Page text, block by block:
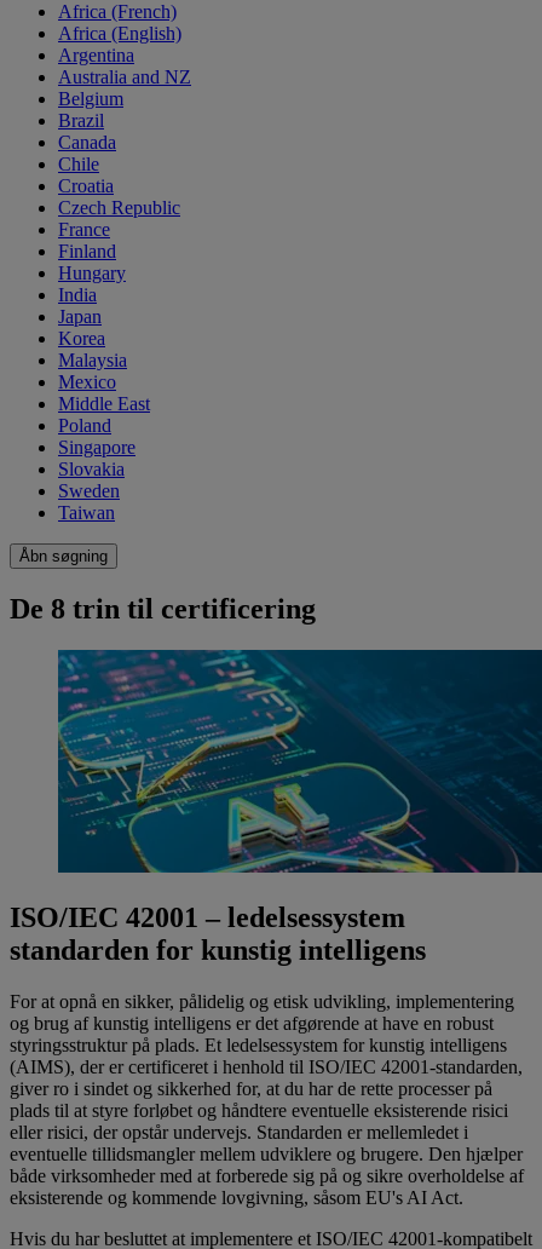
Africa (French)
Africa (English)
Argentina
Australia and NZ
Belgium
Brazil
Canada
Chile
Croatia
Czech Republic
France
Finland
Hungary
India
Japan
Korea
Malaysia
Mexico
Middle East
Poland
Singapore
Slovakia
Sweden
Taiwan
Åbn søgning
De 8 trin til certificering
ISO/IEC 42001 – ledelsessystem
standarden for kunstig intelligens
For at opnå en sikker, pålidelig og etisk udvikling, implementering
og brug af kunstig intelligens er det afgørende at have en robust
styringsstruktur på plads. Et ledelsessystem for kunstig intelligens
(AIMS), der er certificeret i henhold til ISO/IEC 42001-standarden,
giver ro i sindet og sikkerhed for, at du har de rette processer på
plads til at styre forløbet og håndtere eventuelle eksisterende risici
eller risici, der opstår undervejs. Standarden er mellemledet i
eventuelle tillidsmangler mellem udviklere og brugere. Den hjælper
både virksomheder med at forberede sig på og sikre overholdelse af
eksisterende og kommende lovgivning, såsom EU's AI Act.
Hvis du har besluttet at implementere et ISO/IEC 42001-kompatibelt